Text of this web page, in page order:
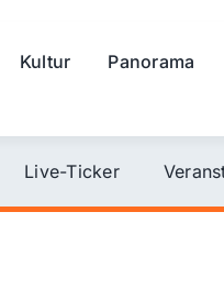
Kultur Panorama
Live-Ticker